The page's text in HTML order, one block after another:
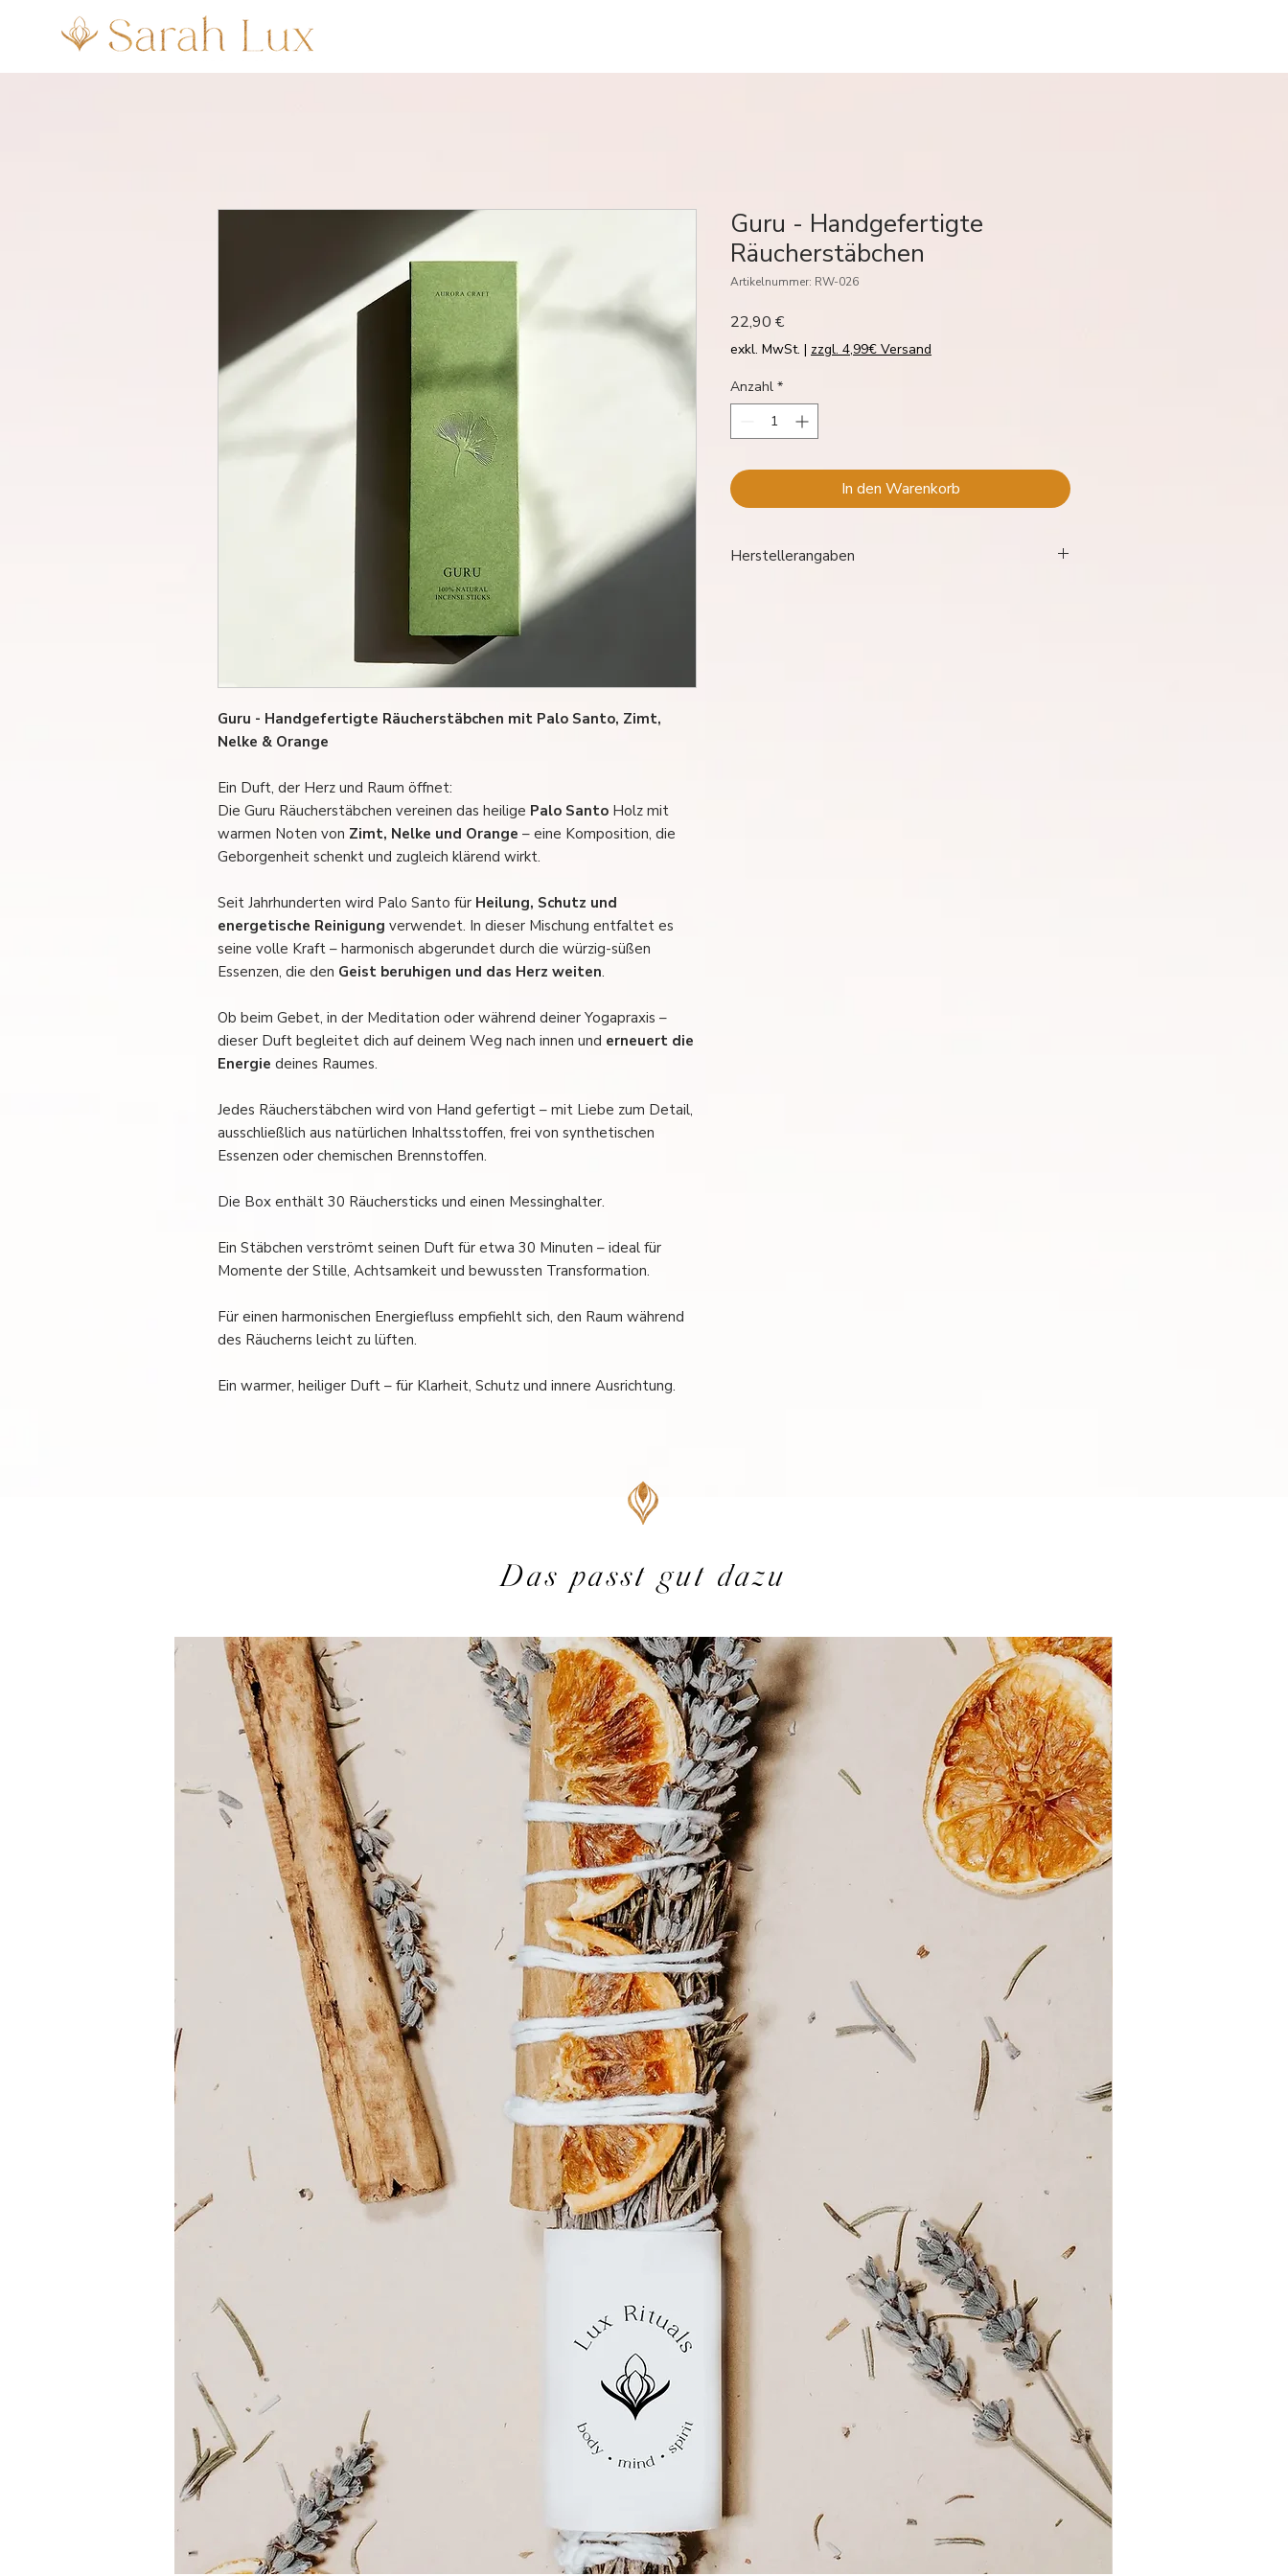
Guru - Handgefertigte Räucherstäbchen mit Palo Santo, Zimt,
Nelke & Orange
Ein Duft, der Herz und Raum öffnet:
Die Guru Räucherstäbchen vereinen das heilige Palo Santo Holz mit
warmen Noten von Zimt, Nelke und Orange – eine Komposition, die
Geborgenheit schenkt und zugleich klärend wirkt.
Seit Jahrhunderten wird Palo Santo für Heilung, Schutz und
energetische Reinigung verwendet. In dieser Mischung entfaltet es
seine volle Kraft – harmonisch abgerundet durch die würzig-süßen
Essenzen, die den Geist beruhigen und das Herz weiten.
Ob beim Gebet, in der Meditation oder während deiner Yogapraxis –
dieser Duft begleitet dich auf deinem Weg nach innen und erneuert die
Energie deines Raumes.
Jedes Räucherstäbchen wird von Hand gefertigt – mit Liebe zum Detail,
ausschließlich aus natürlichen Inhaltsstoffen, frei von synthetischen
Essenzen oder chemischen Brennstoffen.
Die Box enthält 30 Räuchersticks und einen Messinghalter.
Ein Stäbchen verströmt seinen Duft für etwa 30 Minuten – ideal für
Momente der Stille, Achtsamkeit und bewussten Transformation.
Für einen harmonischen Energiefluss empfiehlt sich, den Raum während
des Räucherns leicht zu lüften.
Ein warmer, heiliger Duft – für Klarheit, Schutz und innere Ausrichtung.
Guru - Handgefertigte
Räucherstäbchen
Artikelnummer: RW-026
22,90 €Preis
exkl. MwSt. | zzgl. 4,99€ Versand
Anzahl *
In den Warenkorb
Herstellerangaben
Das passt gut dazu